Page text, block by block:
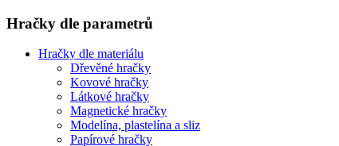
Hračky dle parametrů
Hračky dle materiálu
Dřevěné hračky
Kovové hračky
Látkové hračky
Magnetické hračky
Modelína, plastelína a sliz
Papírové hračky